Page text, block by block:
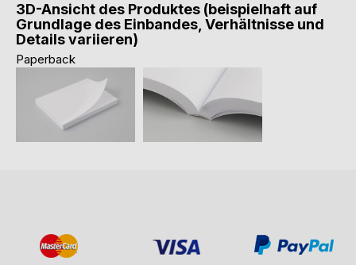
3D-Ansicht des Produktes (beispielhaft auf
Grundlage des Einbandes, Verhältnisse und
Details variieren)
Paperback